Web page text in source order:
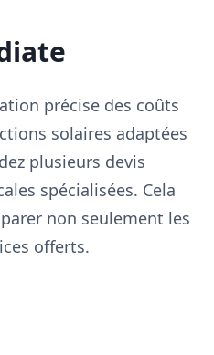
précise des coûts
solaires adaptées
plusieurs devis
spécialisées. Cela
non seulement les
offerts.